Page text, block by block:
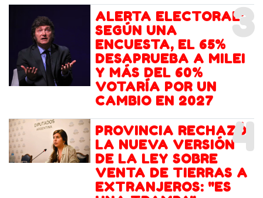
3
ALERTA ELECTORAL:
SEGÚN UNA
ENCUESTA, EL 65%
DESAPRUEBA A MILEI
Y MÁS DEL 60%
VOTARÍA POR UN
CAMBIO EN 2027
4
PROVINCIA RECHAZÓ
LA NUEVA VERSIÓN
DE LA LEY SOBRE
VENTA DE TIERRAS A
EXTRANJEROS: "ES